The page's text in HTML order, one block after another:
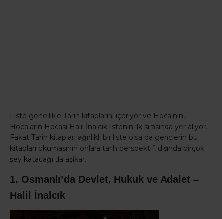
Liste genellikle Tarih kitaplarını içeriyor ve Hoca'nın,
Hocaların Hocası Halil İnalcık listenin ilk sırasında yer alıyor.
Fakat Tarih kitapları ağırlıklı bir liste olsa da gençlerin bu
kitapları okumasının onlara tarih perspektifi dışında birçok
şey katacağı da aşikar.
1. Osmanlı’da Devlet, Hukuk ve Adalet –
Halil İnalcık